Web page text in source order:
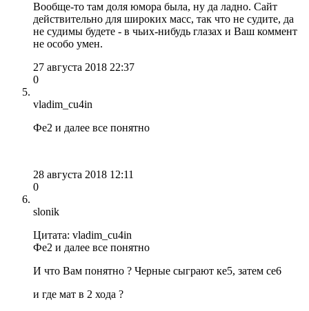
Вообще-то там доля юмора была, ну да ладно. Сайт
действительно для широких масс, так что не судите, да
не судимы будете - в чьих-нибудь глазах и Ваш коммент
не особо умен.
27 августа 2018 22:37
0
vladim_cu4in
Фе2 и далее все понятно
28 августа 2018 12:11
0
slonik
Цитата: vladim_cu4in
Фе2 и далее все понятно
И что Вам понятно ? Черные сыграют ке5, затем се6
и где мат в 2 хода ?